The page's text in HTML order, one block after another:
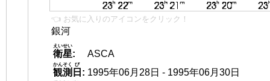
👈 お気に入りのアイコンをクリック！
銀河
衛星
えいせい
:
ASCA
観測
かんそく
日
び
: 1995年06月28日 - 1995年06月30日